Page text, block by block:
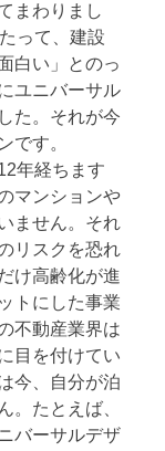
まわりまし
って、建設
白い」とのっ
ユニバーサル
た。それが今
です。
年経ちます
マンションや
ません。それ
リスクを恐れ
け高齢化が進
トにした事業
不動産業界は
目を付けてい
今、自分が泊
。たとえば、
バーサルデザ